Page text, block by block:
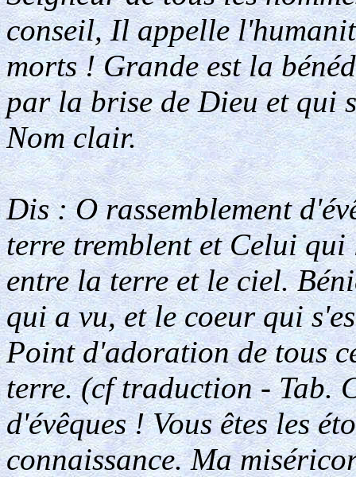
conseil, Il appelle
morts ! Grande est la
par la brise de Dieu et qui
Nom clair.
Dis : O rassemblement
terre tremblent et Celui qui
entre la terre et le ciel.
qui a vu, et le coeur qui
Point d'adoration de tous
terre. (cf traduction - Tab.
d'évêques ! Vous êtes les
connaissance. Ma